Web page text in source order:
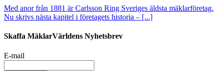
Med anor från 1881 är Carlsson Ring Sveriges äldsta mäklarföretag.
Nu skrivs nästa kapitel i företagets historia – [...]
Skaffa MäklarVärldens Nyhetsbrev
E-mail